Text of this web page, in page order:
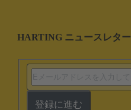
HARTING ニュースレター
登録に進む